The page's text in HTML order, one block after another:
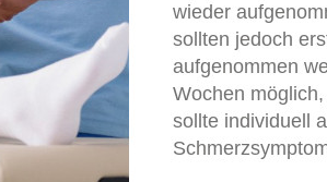
wieder
sollten jedoch
aufgenommen
Wochen
sollte individuell